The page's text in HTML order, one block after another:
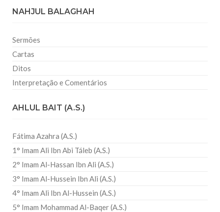
NAHJUL BALAGHAH
Sermões
Cartas
Ditos
Interpretação e Comentários
AHLUL BAIT (A.S.)
Fátima Azahra (A.S.)
1° Imam Ali Ibn Abi Táleb (A.S.)
2° Imam Al-Hassan Ibn Ali (A.S.)
3° Imam Al-Hussein Ibn Ali (A.S.)
4° Imam Ali Ibn Al-Hussein (A.S.)
5° Imam Mohammad Al-Baqer (A.S.)